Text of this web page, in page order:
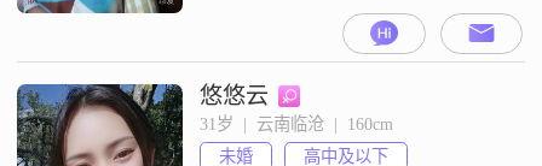
悠悠云
31岁  |  云南临沧  |  160cm
未婚
高中及以下